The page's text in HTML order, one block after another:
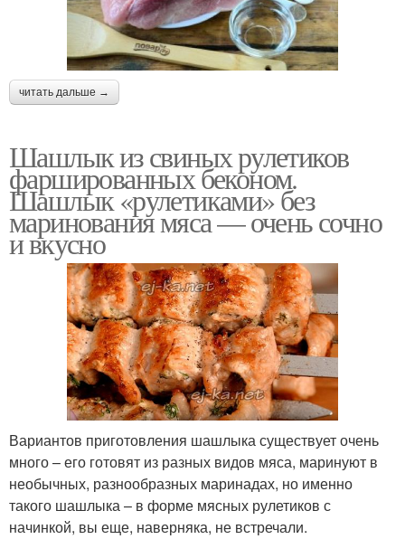
читать дальше →
Шашлык из свиных рулетиков
фаршированных беконом.
Шашлык «рулетиками» без
маринования мяса — очень сочно
и вкусно
Вариантов приготовления шашлыка существует очень
много – его готовят из разных видов мяса, маринуют в
необычных, разнообразных маринадах, но именно
такого шашлыка – в форме мясных рулетиков с
начинкой, вы еще, наверняка, не встречали.